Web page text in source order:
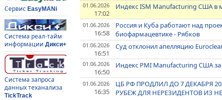
Сервис EasyMANi
Система реал-тайм
информации Дикси+
Система запроса
данных теханализа
TickTrack
01.06.2026
17:02
Индекс ISM Manufacturing США в
01.06.2026
16:58
Россия и Куба работают над
биофармацевтике - Рябков
01.06.2026
16:51
Суд отклонил апелляцию
01.06.2026
16:50
Индекс PMI Manufacturing США
01.06.2026
16:35
ЦБ РФ ПРОДЛИЛ ДО 7 ДЕКАБРЯ
РУБЕЖ ДЛЯ НЕРЕЗИДЕНТОВ ИЗ